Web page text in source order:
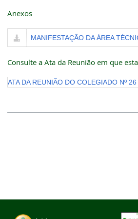
Anexos
MANIFESTAÇÃO DA ÁREA
Consulte a Ata da Reunião em que
ATA DA REUNIÃO DO COLEGIADO Nº